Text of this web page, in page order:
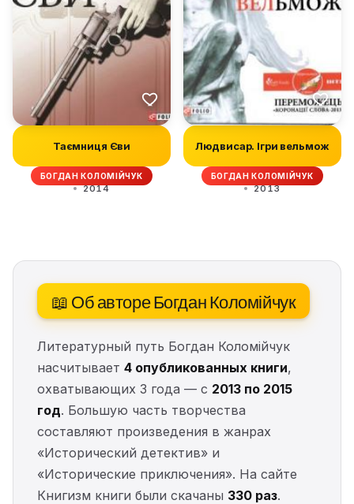
Таємниця Єви
БОГДАН КОЛОМІЙЧУК
2014
Людвисар. Ігри вельмож
БОГДАН КОЛОМІЙЧУК
2013
📖 Об авторе Богдан Коломійчук
Литературный путь Богдан Коломійчук
насчитывает 4 опубликованных книги,
охватывающих 3 года — с 2013 по 2015
год. Большую часть творчества
составляют произведения в жанрах
«Исторический детектив» и
«Исторические приключения». На сайте
Книгизм книги были скачаны 330 раз.